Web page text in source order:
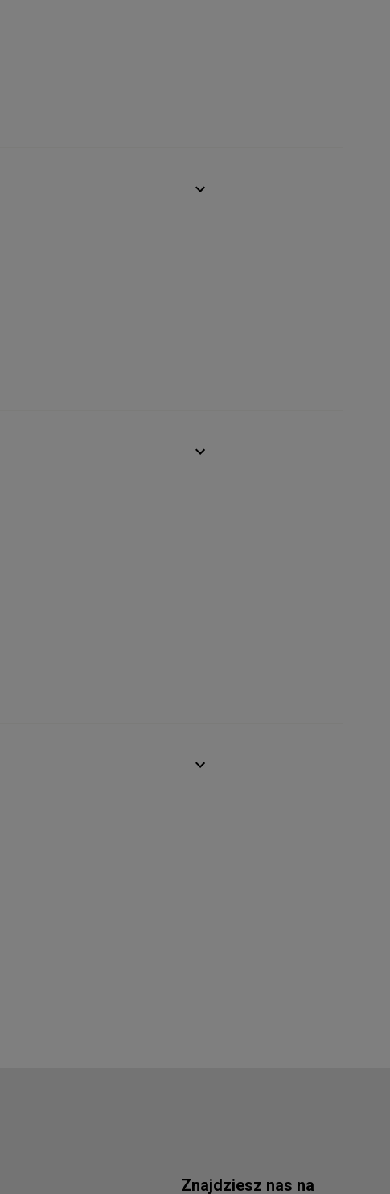
Znajdziesz nas na